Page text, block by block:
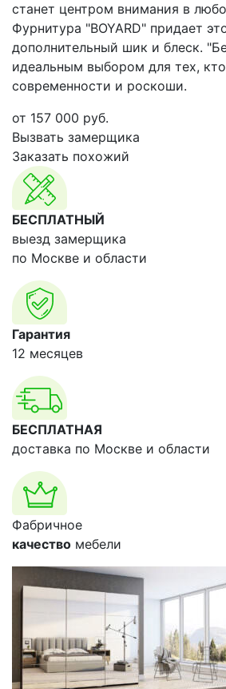
станет центром внимания в
Фурнитура "BOYARD" придает
дополнительный шик и блеск.
идеальным выбором для тех,
современности и роскоши.
от 157 000 руб.
Вызвать замерщика
Заказать похожий
БЕСПЛАТНЫЙ
выезд замерщика
по Москве и области
Гарантия
12 месяцев
БЕСПЛАТНАЯ
доставка по Москве и области
Фабричное
качество мебели